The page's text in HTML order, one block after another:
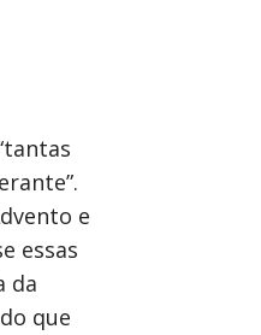
e
essas
da
que